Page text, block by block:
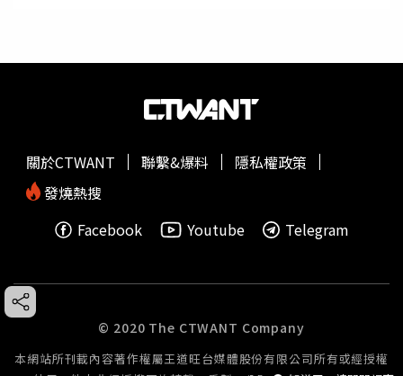
關於CTWANT 聯繫&爆料
隱私權政策
發燒熱搜
Facebook
Youtube Telegram
© 2020 The CTWANT Company
本網站所刊載內容著作權屬王道旺台媒體股份有限公司所有或經授權